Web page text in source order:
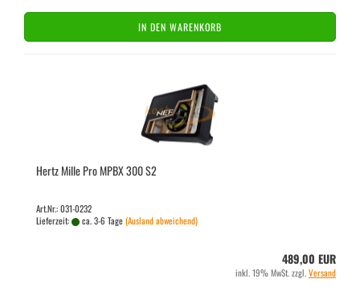
IN DEN WARENKORB
Hertz Mille Pro MPBX 300 S2
Art.Nr.: 031-0232
Lieferzeit:
ca. 3-6 Tage(Ausland abweichend)
489,00 EUR
inkl. 19% MwSt. zzgl.Versand